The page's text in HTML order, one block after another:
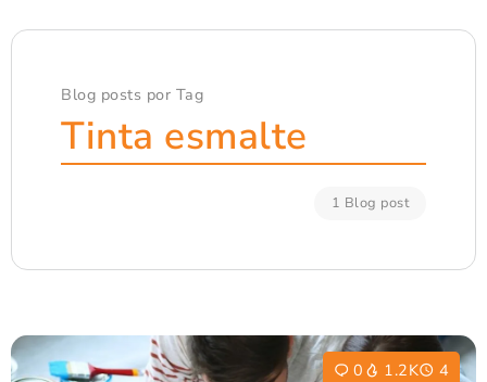
Blog posts por Tag
Tinta esmalte
1 Blog post
0 1.2K 4